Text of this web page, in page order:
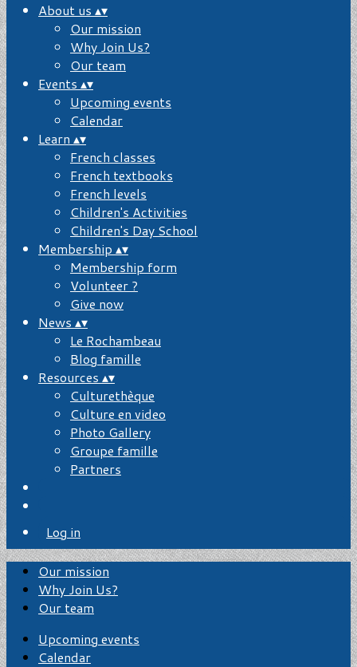
About us ▴▾
Our mission
Why Join Us?
Our team
Events ▴▾
Upcoming events
Calendar
Learn ▴▾
French classes
French textbooks
French levels
Children's Activities
Children's Day School
Membership ▴▾
Membership form
Volunteer ?
Give now
News ▴▾
Le Rochambeau
Blog famille
Resources ▴▾
Culturethèque
Culture en video
Photo Gallery
Groupe famille
Partners
Log in
Our mission
Why Join Us?
Our team
Upcoming events
Calendar